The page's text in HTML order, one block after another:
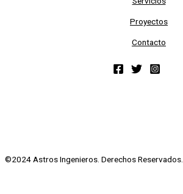
Proyectos
Contacto
©2024 Astros Ingenieros. Derechos Reservados.